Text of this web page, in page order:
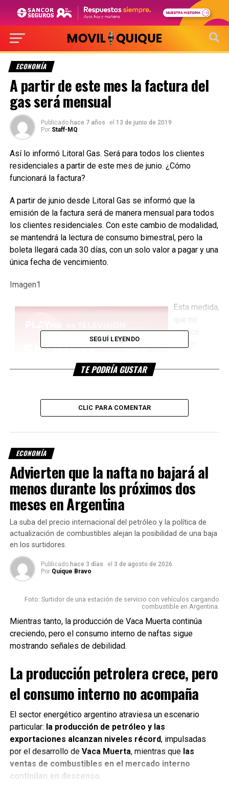
ECONOMÍA
A partir de este mes la factura del
gas será mensual
Publicado hace 7 años el 13 de junio de 2019
Por Staff-MQ
Así lo informó Litoral Gas. Será para todos los clientes
residenciales a partir de este mes de junio. ¿Cómo
funcionará la factura?
A partir de junio desde Litoral Gas se informó que la
emisión de la factura será de manera mensual para todos
los clientes residenciales. Con este cambio de modalidad,
se mantendrá la lectura de consumo bimestral, pero la
boleta llegará cada 30 días, con un solo valor a pagar y una
única fecha de vencimiento.
Imagen1
Esta medida,
implica
ningún
en los
responde a
una
del pasado 16 de abril, cuando se aprobó la modificación
del Reglamento de Servicio de Distribución.
Se recuerda además, que quienes deseen consultar los
consumos y reimprimir los comprobantes pueden hacerlo
a través de la oficina virtual en:
Fuente: Uno de Santa Fe
SIGUIENTE
Los 10 alimentos que más se encarecieron en el último
mes: subas de hasta el 30,6%
La inflación en mayo fue de 3,1% y alcanzó el 57,3%
interanual
SEGUÍ LEYENDO
TE PODRÍA GUSTAR
CLIC PARA COMENTAR
ECONOMÍA
Advierten que la nafta no bajará al
menos durante los próximos dos
meses en Argentina
La suba del precio internacional del petróleo y la política de
actualización de combustibles alejan la posibilidad de una baja
en los surtidores.
Publicado hace 3 días el 3 de agosto de 2026
Por Quique Bravo
Foto: Surtidor de una estación de servicio con vehículos cargando
combustible en Argentina.
Mientras tanto, la producción de Vaca Muerta continúa
creciendo, pero el consumo interno de naftas sigue
mostrando señales de debilidad.
La producción petrolera crece, pero
el consumo interno no acompaña
El sector energético argentino atraviesa un escenario
particular: la producción de petróleo y las
exportaciones alcanzan niveles récord, impulsadas
por el desarrollo de Vaca Muerta, mientras que las
ventas de combustibles en el mercado interno
continúan en descenso